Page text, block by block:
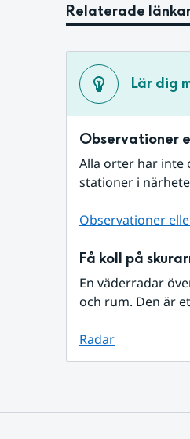
Relaterade
Lär dig
Observationer
Alla orter har inte
stationer i
Observationer
Få koll på
En väderradar
och rum. Den är
Radar